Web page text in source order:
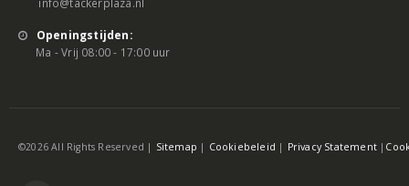
info@tackerplaza.nl
Openingstijden:
Ma - Vrij 08:00 - 17:00 uur
©2026 All Rights Reserved | Sitemap | Cookiebeleid | Privacy Statement |